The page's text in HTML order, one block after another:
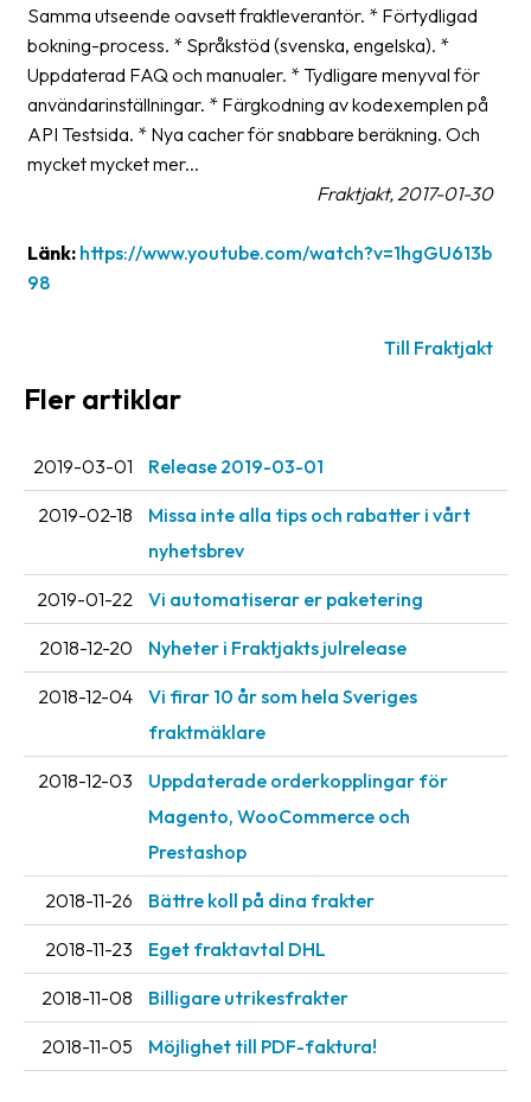
Pressrum
Medarbetare
Jobb
&
karriär
Kontakta
Allmänna
Integritet
Förbjudet
innehåll
Samma utseende oavsett fraktleverantör. * Förtydligad
bokning-process. * Språkstöd (svenska, engelska). *
Uppdaterad FAQ och manualer. * Tydligare menyval för
användarinställningar. * Färgkodning av kodexemplen på
API Testsida. * Nya cacher för snabbare beräkning. Och
mycket mycket mer...
Fraktjakt, 2017-01-30
Länk: https://www.youtube.com/watch?v=1hgGU613b
98
Till Fraktjakt
Fler artiklar
2019-03-01 Release 2019-03-01
2019-02-18
Missa inte alla tips och rabatter i vårt
nyhetsbrev
2019-01-22 Vi automatiserar er paketering
2018-12-20 Nyheter i Fraktjakts julrelease
2018-12-04
Vi firar 10 år som hela Sveriges
fraktmäklare
2018-12-03
Uppdaterade orderkopplingar för
Magento, WooCommerce och
Prestashop
2018-11-26 Bättre koll på dina frakter
2018-11-23 Eget fraktavtal DHL
2018-11-08 Billigare utrikesfrakter
2018-11-05 Möjlighet till PDF-faktura!